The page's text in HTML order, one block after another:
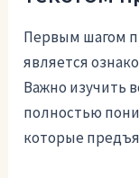
Первым шагом
является
Важно изучить
полностью
которые